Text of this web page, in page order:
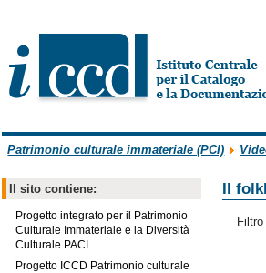
Patrimonio culturale immateriale (PCI)
Il sito contiene:
Progetto integrato per il Patrimonio
Culturale Immateriale e la Diversità
Culturale PACI
Progetto ICCD Patrimonio culturale
Il
Filtro